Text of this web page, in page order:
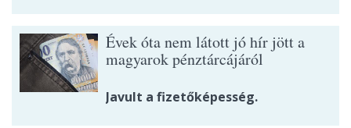
Évek óta nem látott jó hír jött a
magyarok pénztárcájáról
Javult a fizetőképesség.